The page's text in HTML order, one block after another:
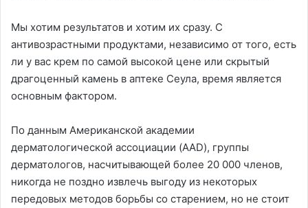
Мы хотим результатов и хотим их сразу. С
антивозрастными продуктами, независимо от того, есть
ли у вас крем по самой высокой цене или скрытый
драгоценный камень в аптеке Сеула, время является
основным фактором.
По данным Американской академии
дерматологической ассоциации (AAD), группы
дерматологов, насчитывающей более 20 000 членов,
никогда не поздно извлечь выгоду из некоторых
передовых методов борьбы со старением, но не стоит